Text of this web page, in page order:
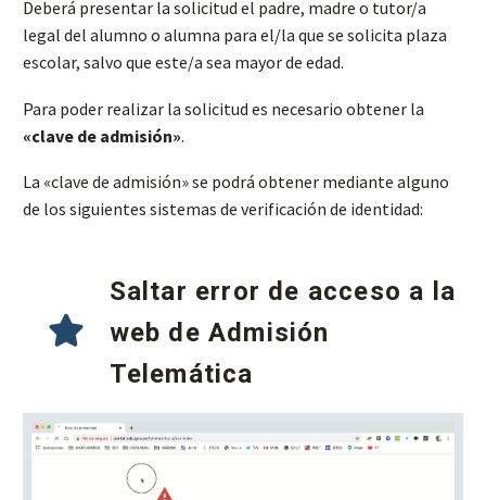
Deberá presentar la solicitud el padre, madre o tutor/a
legal del alumno o alumna para el/la que se solicita plaza
escolar, salvo que este/a sea mayor de edad.
Para poder realizar la solicitud es necesario obtener la
«clave de admisión».
La «clave de admisión» se podrá obtener mediante alguno
de los siguientes sistemas de verificación de identidad:
Saltar error de acceso a la
web de Admisión
Telemática